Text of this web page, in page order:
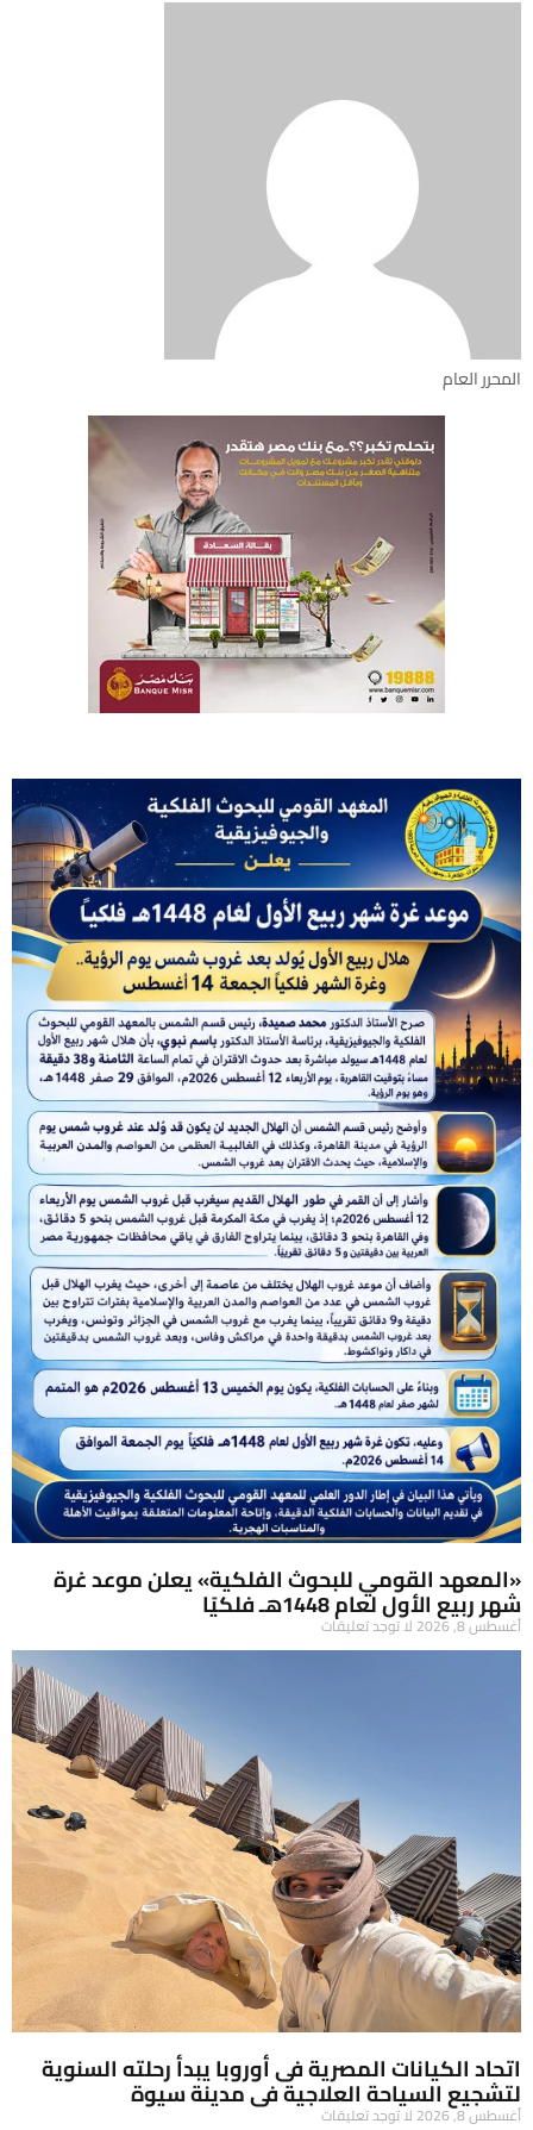
المحرر العام
«المعهد القومي للبحوث الفلكية» يعلن موعد غرة
شهر ربيع الأول لعام 1448هـ فلكيًا
أغسطس 8, 2026 لا توجد تعليقات
اتحاد الكيانات المصرية فى أوروبا يبدأ رحلته السنوية
لتشجيع السياحة العلاجية فى مدينة سيوة
أغسطس 8, 2026 لا توجد تعليقات